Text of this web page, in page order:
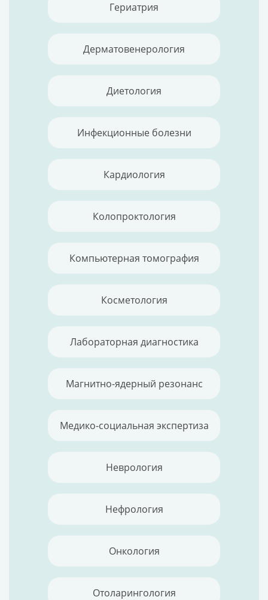
Гериатрия
Дерматовенерология
Диетология
Инфекционные болезни
Кардиология
Колопроктология
Компьютерная томография
Косметология
Лабораторная диагностика
Магнитно-ядерный резонанс
Медико-социальная экспертиза
Неврология
Нефрология
Онкология
Отоларингология